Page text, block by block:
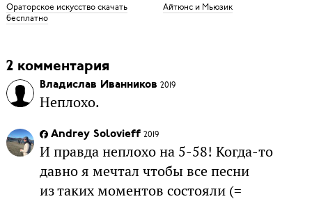
Ораторское искусство скачать
бесплатно
Айтюнс и Мьюзик
2 комментария
Владислав Иванников 2019
Неплохо.
Andrey Solovieff 2019
И правда неплохо на 5-58! Когда-то
давно я мечтал чтобы все песни
из таких моментов состояли (=